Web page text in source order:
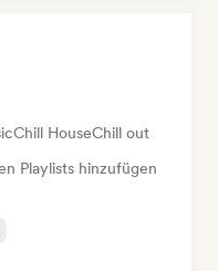
Chill HouseChill out
Playlists hinzufügen